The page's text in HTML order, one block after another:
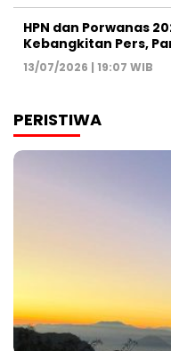
HPN dan Porwanas
Kebangkitan Pers,
13/07/2026 | 19:07 WIB
PERISTIWA